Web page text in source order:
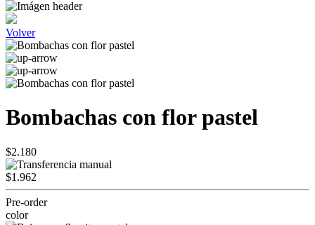
Volver
Bombachas con flor pastel
$2.180
$1.962
Pre-order
color